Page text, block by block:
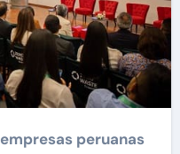
empresas peruanas